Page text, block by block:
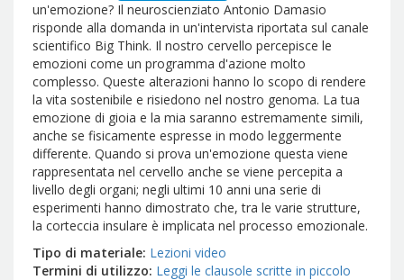
un'emozione? Il neuroscienziato Antonio Damasio
risponde alla domanda in un'intervista riportata sul canale
scientifico Big Think. Il nostro cervello percepisce le
emozioni come un programma d'azione molto
complesso. Queste alterazioni hanno lo scopo di rendere
la vita sostenibile e risiedono nel nostro genoma. La tua
emozione di gioia e la mia saranno estremamente simili,
anche se fisicamente espresse in modo leggermente
differente. Quando si prova un'emozione questa viene
rappresentata nel cervello anche se viene percepita a
livello degli organi; negli ultimi 10 anni una serie di
esperimenti hanno dimostrato che, tra le varie strutture,
la corteccia insulare è implicata nel processo emozionale.
Tipo di materiale Lezioni video
Termini di utilizzo Leggi le clausole scritte in piccolo